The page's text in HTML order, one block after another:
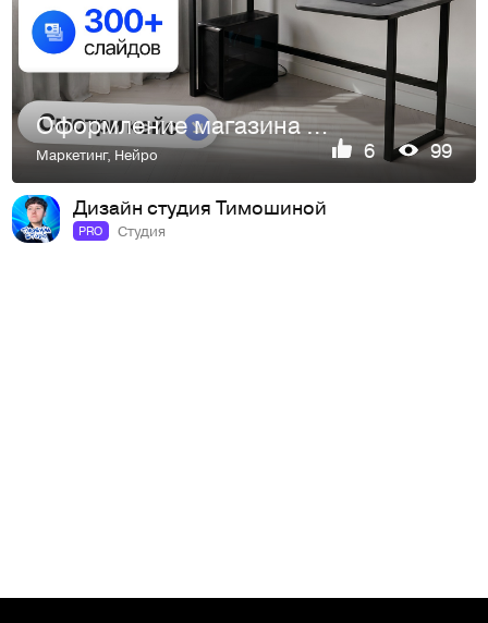
Оформление магазина столов / Инфографика для маркетплейсов …
Маркетинг, Нейро 6 99
Дизайн студия Тимошиной
PRO Студия